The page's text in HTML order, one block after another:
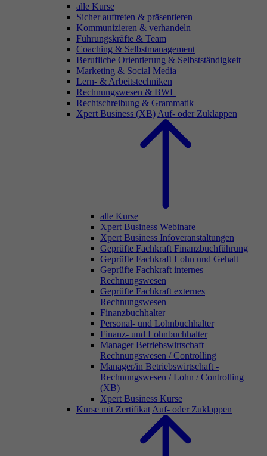
alle Kurse
Sicher auftreten & präsentieren
Kommunizieren & verhandeln
Führungskräfte & Team
Coaching & Selbstmanagement
Berufliche Orientierung & Selbstständigkeit
Marketing & Social Media
Lern- & Arbeitstechniken
Rechnungswesen & BWL
Rechtschreibung & Grammatik
Xpert Business (XB) Auf- oder Zuklappen
alle Kurse
Xpert Business Webinare
Xpert Business Infoveranstaltungen
Geprüfte Fachkraft Finanzbuchführung
Geprüfte Fachkraft Lohn und Gehalt
Geprüfte Fachkraft internes
Rechnungswesen
Geprüfte Fachkraft externes
Rechnungswesen
Finanzbuchhalter
Personal- und Lohnbuchhalter
Finanz- und Lohnbuchhalter
Manager Betriebswirtschaft –
Rechnungswesen / Controlling
Manager/in Betriebswirtschaft -
Rechnungswesen / Lohn / Controlling
(XB)
Xpert Business Kurse
Kurse mit Zertifikat Auf- oder Zuklappen